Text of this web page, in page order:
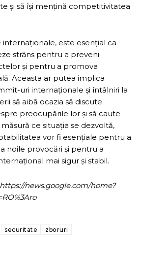
și să își mențină competitivitatea
este esențial ca
strâns pentru a preveni
și pentru a promova
Aceasta ar putea implica
uri internaționale și întâlniri la
să aibă ocazia să discute
preocupările lor și să caute
ce situația se dezvoltă,
vor fi esențiale pentru a
noile provocări și pentru a
mai sigur și stabil.
news.google.com/home?
securitate zboruri